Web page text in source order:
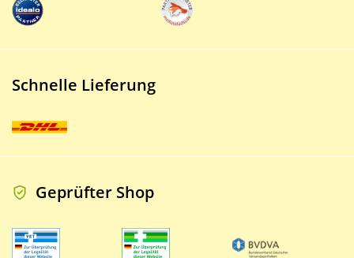
Schnelle Lieferung
Geprüfter Shop